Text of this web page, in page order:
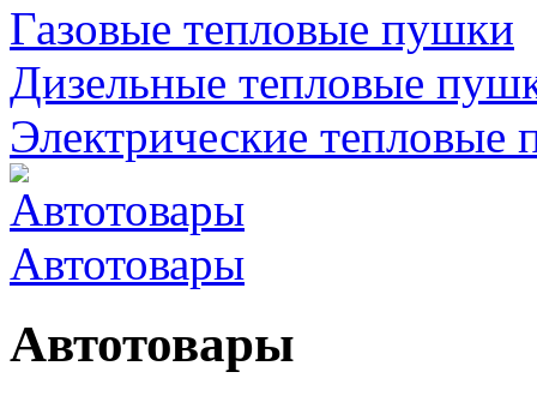
Газовые тепловые пушки
Дизельные тепловые
Электрические тепловые
Автотовары
Автотовары